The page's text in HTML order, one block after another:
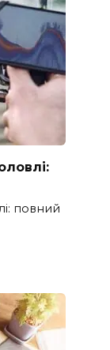
повний